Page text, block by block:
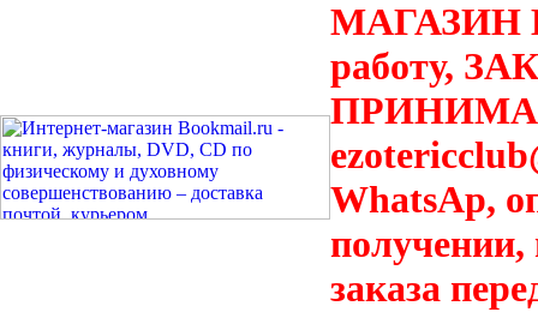
МАГАЗИН
работу,
WhatsAp,
получении,
заказа